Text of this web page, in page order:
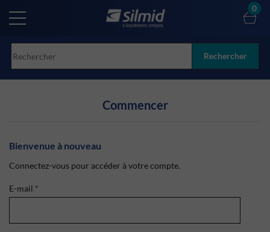
main
Rechercher
0
Commencer
Bienvenue à nouveau
Connectez-vous pour accéder à votre compte.
E-mail *